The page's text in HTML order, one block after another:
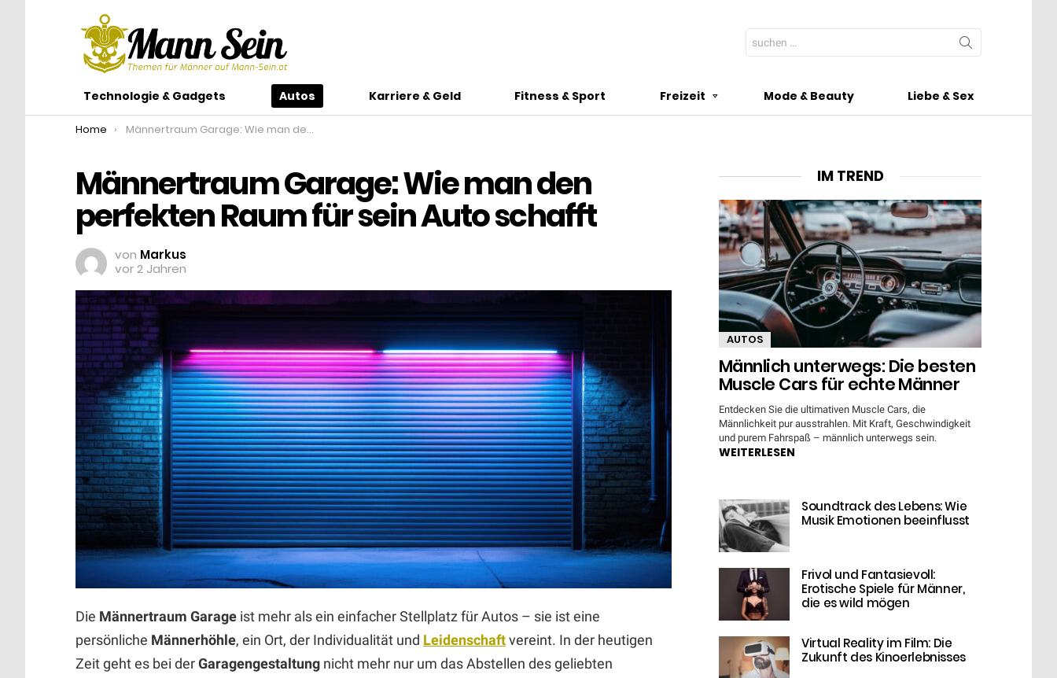
Search
for:
Technologie & Gadgets Autos Karriere & Geld Fitness & Sport Freizeit Mode & Beauty Liebe & Sex
You are here:
Home Männertraum Garage: Wie man den perfekten Raum für sein Auto schafft
Männertraum Garage: Wie man den
perfekten Raum für sein Auto schafft
von Markus
vor 2 Jahren
Die Männertraum Garage ist mehr als ein einfacher Stellplatz für Autos – sie ist eine
persönliche Männerhöhle, ein Ort, der Individualität und Leidenschaftvereint. In der heutigen
Zeit geht es bei derGaragengestaltung nicht mehr nur um das Abstellen des geliebten
IM TREND
AUTOS
Männlich unterwegs: Die besten
Muscle Cars für echte Männer
Entdecken Sie die ultimativen Muscle Cars, die
Männlichkeit pur ausstrahlen. Mit Kraft, Geschwindigkeit
und purem Fahrspaß – männlich unterwegs sein.
WEITERLESEN
Soundtrack des Lebens: Wie
Musik Emotionen beeinflusst
Frivol und Fantasievoll:
Erotische Spiele für Männer,
die es wild mögen
Virtual Reality im Film: Die
Zukunft des Kinoerlebnisses